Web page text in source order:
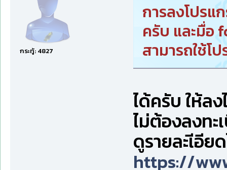
กระทู้: 4827
การลงโปรแ
ครับ และมื่อ
สามารถใช้โ
ได้ครับ ให้ลง
ไม่ต้องลงทะ
ดูรายละเีอีย
https://